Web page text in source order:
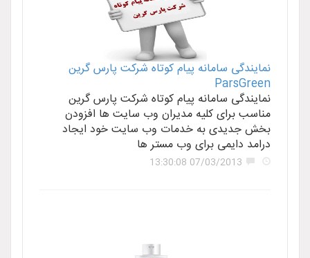
نمایندگی سامانه پیام کوتاه شرکت پارس گرین
ParsGreen
نمایندگی سامانه پیام کوتاه شرکت پارس گرین
مناسب برای کلیه مدیران وب سایت ها افزودن
بخش جدیدی به خدمات وب سایت خود ایجاد
درامد دایمی برای وب مستر ها
07/03/2013 13:30:08